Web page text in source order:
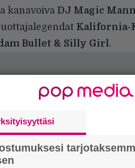
kanavoiva DJ Magic
Kalifornia-
Bullet & Silly Girl.